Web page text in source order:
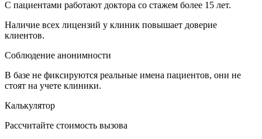
С пациентами работают доктора со стажем более 15 лет.
Наличие всех лицензий у клиник повышает доверие
клиентов.
Соблюдение анонимности
В базе не фиксируются реальные имена пациентов, они не
стоят на учете клиники.
Калькулятор
Рассчитайте стоимость вызова